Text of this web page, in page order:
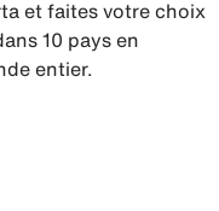
et faites votre choix
10 pays en
entier.